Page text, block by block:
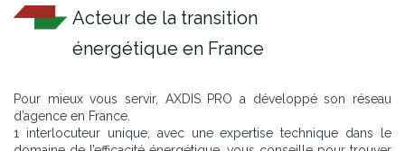
Acteur de la transition
énergétique en France
Pour mieux vous servir, AXDIS PRO a développé son réseau
d’agence en France.
1 interlocuteur unique, avec une expertise technique dans le